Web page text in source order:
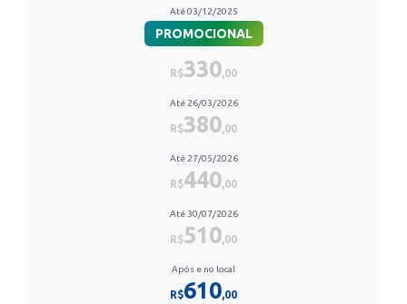
Até 03/12/2025
PROMOCIONAL
R$330,00
Até 26/03/2026
R$380,00
Até 27/05/2026
R$440,00
Até 30/07/2026
R$510,00
Após e no local
R$610,00